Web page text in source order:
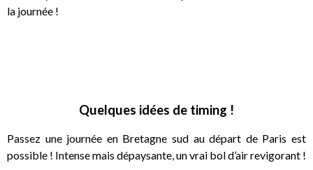
la journée !
Quelques idées de timing !
Passez une journée en Bretagne sud au départ de Paris est
possible ! Intense mais dépaysante, un vrai bol d’air revigorant !